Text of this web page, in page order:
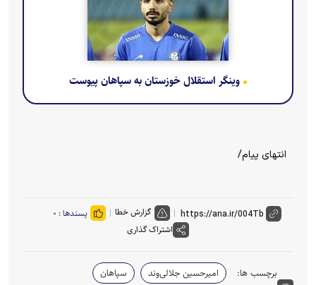
وینگر استقلال خوزستان به سپاهان پیوست
انتهای پیام/
گزارش خطا پسندها : ۰
اشتراک گذاری
برچسب ها: امیرحسین جلالی‌وند
سپاهان